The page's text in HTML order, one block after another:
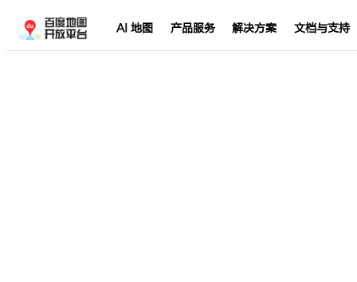
AI 地图 产品服务 解决方案 文档与支持